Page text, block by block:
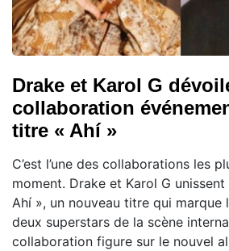
Drake et Karol G
collaboration
titre « Ahí »
C’est l’une des collaborations les
moment. Drake et Karol G
Ahí », un nouveau titre qui marque
deux superstars de la scène
collaboration figure sur le nouvel